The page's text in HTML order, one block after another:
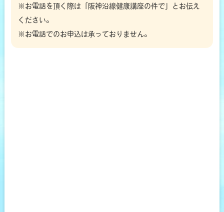
※お電話を頂く際は「阪神沿線健康講座の件で」とお伝え
ください。
※お電話でのお申込は承っておりません。